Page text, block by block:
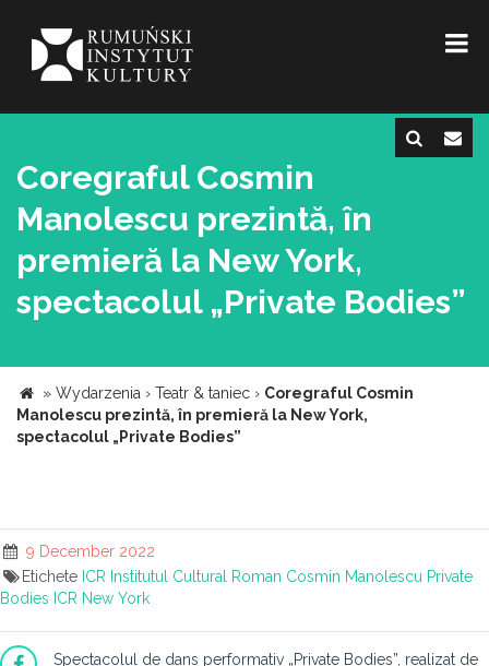
Coregraful Cosmin
Manolescu prezintă, în
premieră la New York,
spectacolul „Private Bodies”
» Wydarzenia › Teatr & taniec › Coregraful Cosmin
Manolescu prezintă, în premieră la New York,
spectacolul „Private Bodies”
9 December 2022
Etichete ICR Institutul Cultural Roman Cosmin Manolescu Private
Bodies ICR New York
Spectacolul de dans performativ „Private Bodies”, realizat de